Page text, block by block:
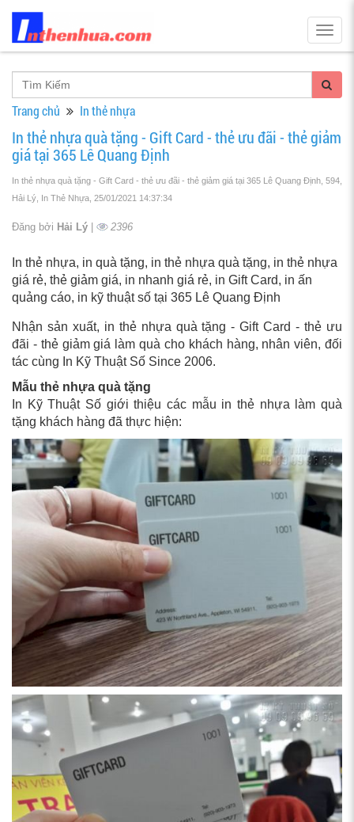
Trang chủ In thẻ nhựa
In thẻ nhựa quà tặng - Gift Card - thẻ ưu đãi - thẻ giảm
giá tại 365 Lê Quang Định
In thẻ nhựa quà tặng - Gift Card - thẻ ưu đãi - thẻ giảm giá tại 365 Lê Quang Định, 594,
Hải Lý, In Thẻ Nhựa , 25/01/2021 14:37:34
Đăng bởi Hải Lý | 2396
In thẻ nhựa, in quà tặng, in thẻ nhựa quà tặng, in thẻ nhựa
giá rẻ, thẻ giảm giá, in nhanh giá rẻ, in Gift Card, in ấn
quảng cáo, in kỹ thuật số tại 365 Lê Quang Định
Nhận sản xuất, in thẻ nhựa quà tặng - Gift Card - thẻ ưu
đãi - thẻ giảm giá làm quà cho khách hàng, nhân viên, đối
tác cùng In Kỹ Thuật Số Since 2006.
Mẫu thẻ nhựa quà tặng
In Kỹ Thuật Số giới thiệu các mẫu in thẻ nhựa làm quà
tặng khách hàng đã thực hiện: